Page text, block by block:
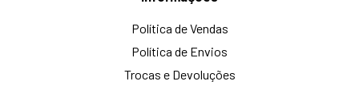
Política de Vendas
Política de Envios
Trocas e Devoluções